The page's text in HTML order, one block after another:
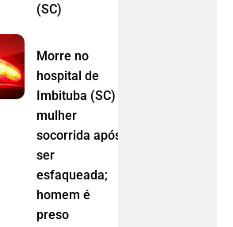
(SC)
Morre no
hospital de
Imbituba (SC)
mulher
socorrida após
ser
esfaqueada;
homem é
preso